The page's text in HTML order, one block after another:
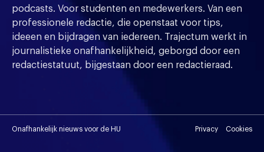
podcasts. Voor studenten en medewerkers. Van een
professionele redactie, die openstaat voor tips,
ideeen en bijdragen van iedereen. Trajectum werkt in
journalistieke onafhankelijkheid, geborgd door een
redactiestatuut, bijgestaan door een redactieraad.
Onafhankelijk nieuws voor de HU Privacy Cookies